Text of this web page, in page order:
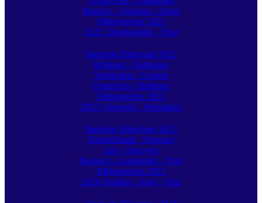
Marken - Toskana - Alpen
Bildergalerie 2021
2022: Doppeladler - Tour
Startseite Bikertage 2022
Böhmen - Südpolen
Westpolen - Ungarn
Österreich - Böhmen
Bildergalerie 2022
2023: Vogesen - Westalpen
Startseite Bikertage 2023
Deutschland - Vogesen
Jura - Savoyen
Piemont - Lombardei - Tirol
Bildergalerie 2023
2024: Balkan - Jugo - Tour